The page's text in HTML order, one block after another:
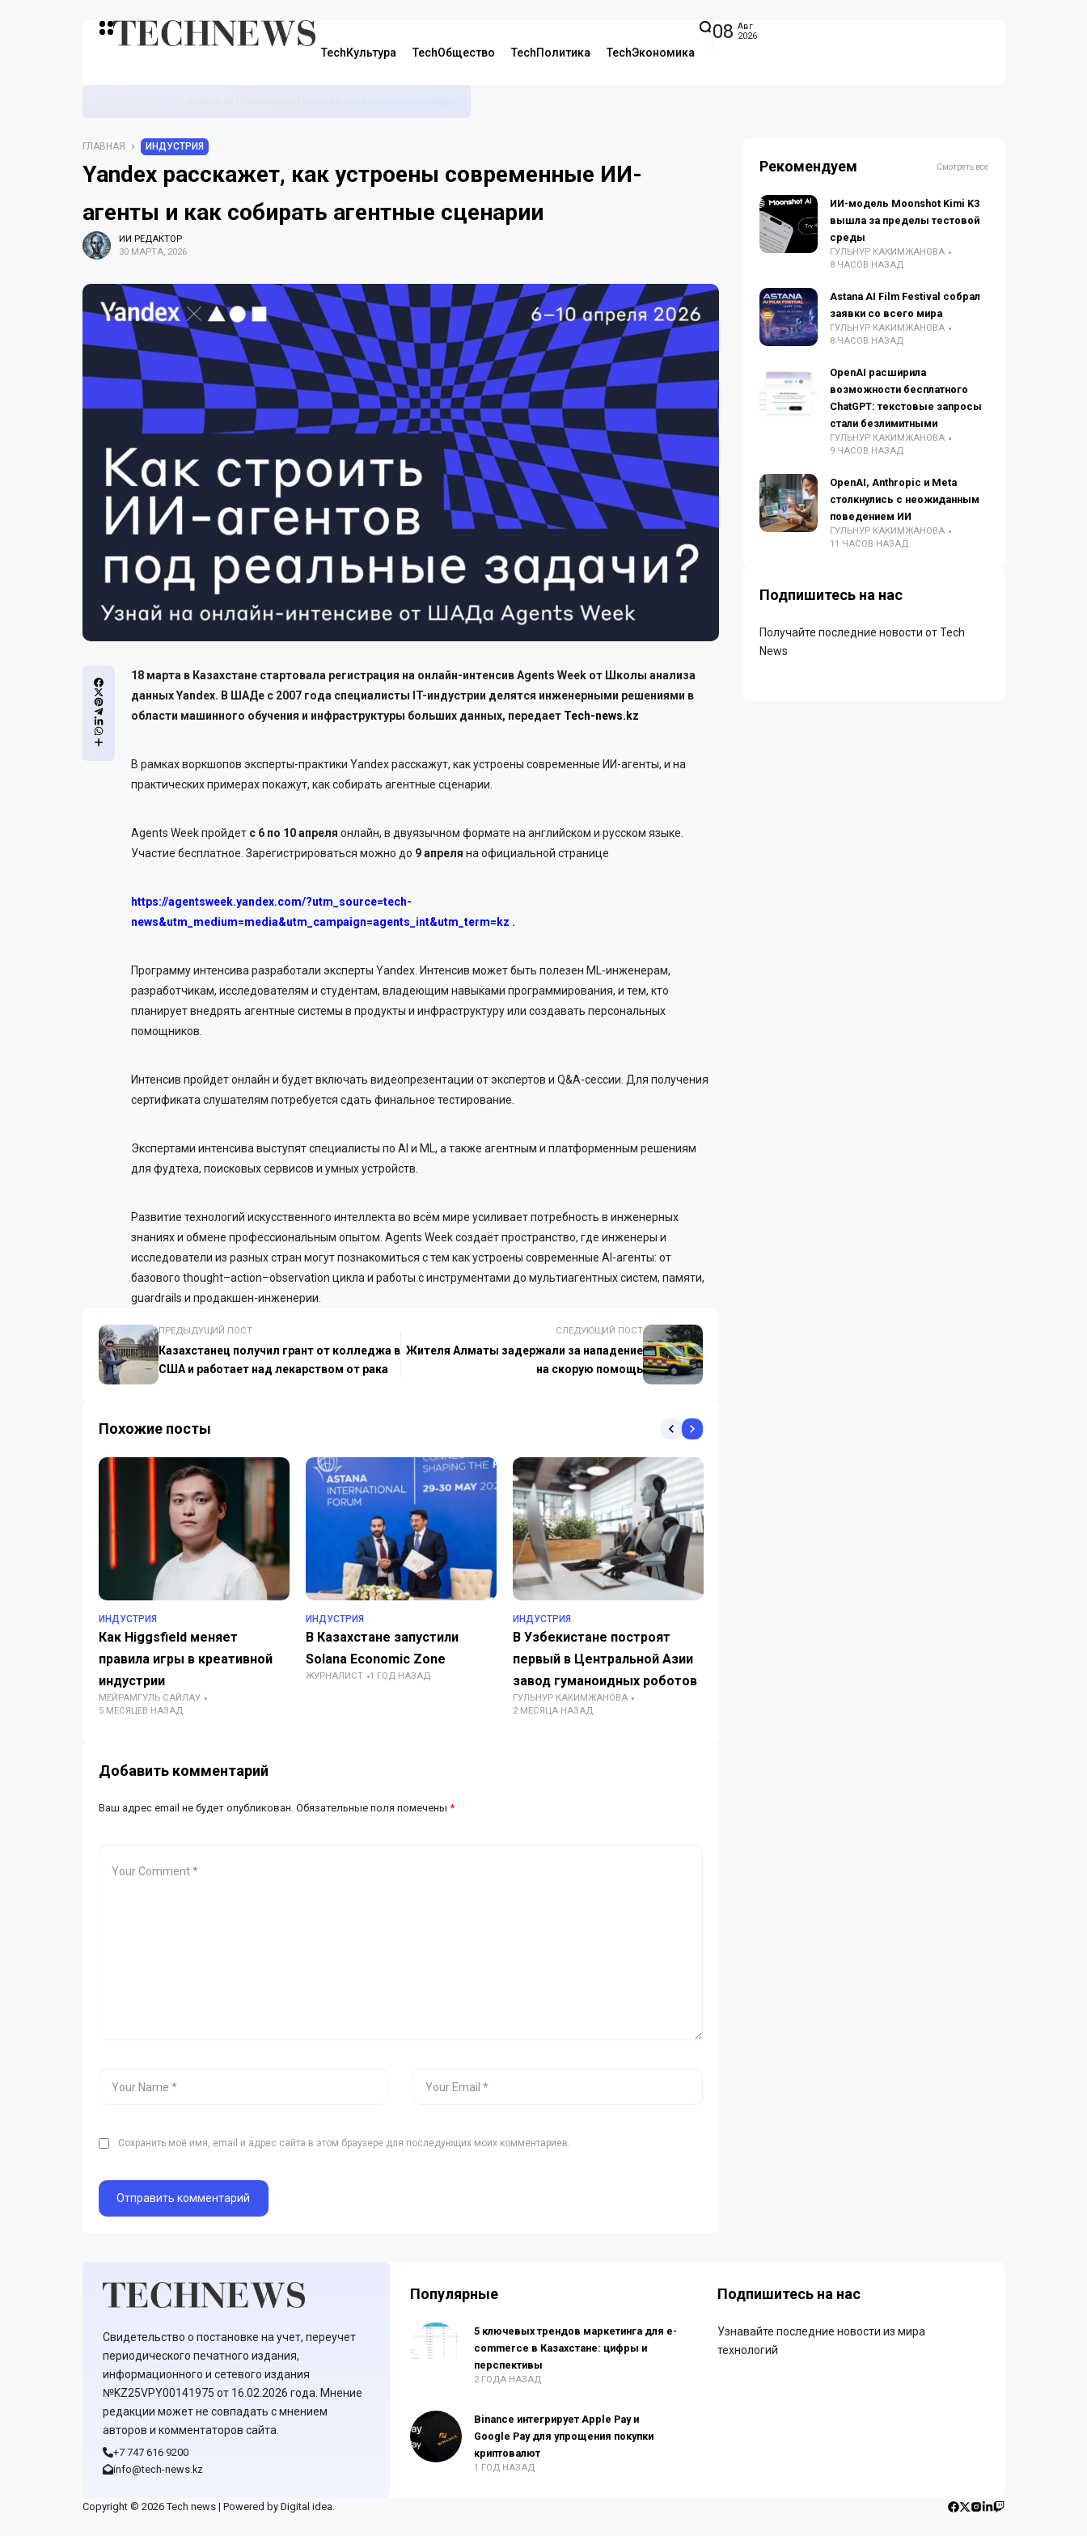
TechКультура TechОбщество TechПолитика TechЭкономика
08 Авг
2026
ГЛАВНАЯ ИНДУСТРИЯ
Yandex расскажет, как устроены современные ИИ-
агенты и как собирать агентные сценарии
ИИ РЕДАКТОР
30 МАРТА, 2026
18 марта в Казахстане стартовала регистрация на онлайн-интенсив Agents Week от Школы анализа
данных Yandex. В ШАДе с 2007 года специалисты IT-индустрии делятся инженерными решениями в
области машинного обучения и инфраструктуры больших данных, передает Tech-news.kz
В рамках воркшопов эксперты-практики Yandex расскажут, как устроены современные ИИ-агенты, и на
практических примерах покажут, как собирать агентные сценарии.
Agents Week пройдет с 6 по 10 апреля онлайн, в двуязычном формате на английском и русском языке.
Участие бесплатное. Зарегистрироваться можно до 9 апреля на официальной странице
https://agentsweek.yandex.com/?utm_source=tech-
news&utm_medium=media&utm_campaign=agents_int&utm_term=kz .
Программу интенсива разработали эксперты Yandex. Интенсив может быть полезен ML-инженерам,
разработчикам, исследователям и студентам, владеющим навыками программирования, и тем, кто
планирует внедрять агентные системы в продукты и инфраструктуру или создавать персональных
помощников.
Интенсив пройдет онлайн и будет включать видеопрезентации от экспертов и Q&A-сессии. Для получения
сертификата слушателям потребуется сдать финальное тестирование.
Экспертами интенсива выступят специалисты по AI и ML, а также агентным и платформенным решениям
для фудтеха, поисковых сервисов и умных устройств.
Развитие технологий искусственного интеллекта во всём мире усиливает потребность в инженерных
знаниях и обмене профессиональным опытом. Agents Week создаёт пространство, где инженеры и
исследователи из разных стран могут познакомиться с тем как устроены современные AI-агенты: от
базового thought–action–observation цикла и работы с инструментами до мультиагентных систем, памяти,
guardrails и продакшен-инженерии.
ПРЕДЫДУЩИЙ ПОСТ
Казахстанец получил грант от колледжа в
США и работает над лекарством от рака
СЛЕДУЮЩИЙ ПОСТ
Жителя Алматы задержали за нападение
на скорую помощь
Похожие посты
ИНДУСТРИЯ
Как Higgsfield меняет
правила игры в креативной
индустрии
МЕЙРАМГУЛЬ САЙЛАУ
5 МЕСЯЦЕВ НАЗАД
ИНДУСТРИЯ
В Казахстане запустили
Solana Economic Zone
ЖУРНАЛИСТ 1 ГОД НАЗАД
ИНДУСТРИЯ
В Узбекистане построят
первый в Центральной Азии
завод гуманоидных роботов
ГУЛЬНУР КАКИМЖАНОВА
2 МЕСЯЦА НАЗАД
Добавить комментарий
Ваш адрес email не будет опубликован. Обязательные поля помечены *
Сохранить моё имя, email и адрес сайта в этом браузере для последующих моих комментариев.
Рекомендуем Смотреть все
ИИ-модель Moonshot Kimi K3
вышла за пределы тестовой
среды
ГУЛЬНУР КАКИМЖАНОВА
8 ЧАСОВ НАЗАД
Astana AI Film Festival собрал
заявки со всего мира
ГУЛЬНУР КАКИМЖАНОВА
8 ЧАСОВ НАЗАД
OpenAI расширила
возможности бесплатного
ChatGPT: текстовые запросы
стали безлимитными
ГУЛЬНУР КАКИМЖАНОВА
9 ЧАСОВ НАЗАД
OpenAI, Anthropic и Meta
столкнулись с неожиданным
поведением ИИ
ГУЛЬНУР КАКИМЖАНОВА
11 ЧАСОВ НАЗАД
Подпишитесь на нас
Получайте последние новости от Tech
News
Свидетельство о постановке на учет, переучет
периодического печатного издания,
информационного и сетевого издания
№KZ25VPY00141975 от 16.02.2026 года. Мнение
редакции может не совпадать с мнением
авторов и комментаторов сайта.
+7 747 616 9200
info@tech-news.kz
Популярные
5 ключевых трендов маркетинга для e-
commerce в Казахстане: цифры и
перспективы
2 ГОДА НАЗАД
Binance интегрирует Apple Pay и
Google Pay для упрощения покупки
криптовалют
1 ГОД НАЗАД
Подпишитесь на нас
Узнавайте последние новости из мира
технологий
Copyright © 2026 Tech news | Powered by Digital idea.